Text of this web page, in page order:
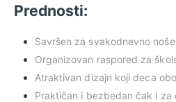
Prednosti:
Savršen za svakodnevno
Organizovan raspored za
Atraktivan dizajn koji deca
Praktičan i bezbedan čak i za